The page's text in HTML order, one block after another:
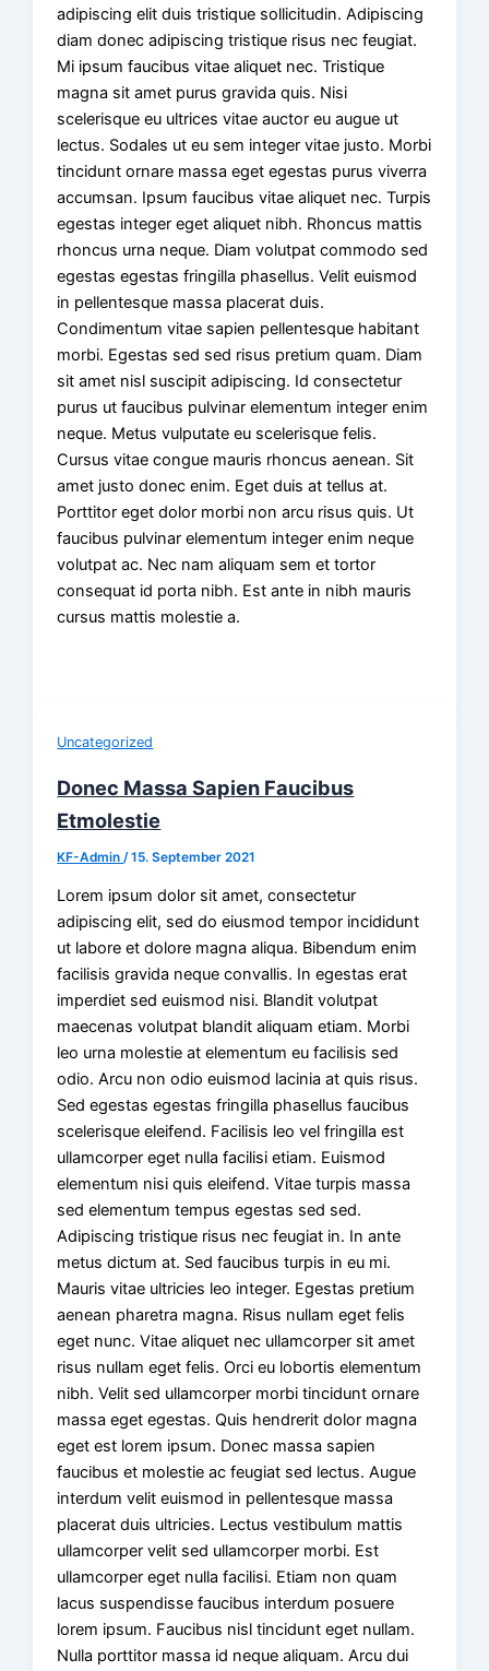
adipiscing elit duis tristique sollicitudin. Adipiscing
diam donec adipiscing tristique risus nec feugiat.
Mi ipsum faucibus vitae aliquet nec. Tristique
magna sit amet purus gravida quis. Nisi
scelerisque eu ultrices vitae auctor eu augue ut
lectus. Sodales ut eu sem integer vitae justo. Morbi
tincidunt ornare massa eget egestas purus viverra
accumsan. Ipsum faucibus vitae aliquet nec. Turpis
egestas integer eget aliquet nibh. Rhoncus mattis
rhoncus urna neque. Diam volutpat commodo sed
egestas egestas fringilla phasellus. Velit euismod
in pellentesque massa placerat duis.
Condimentum vitae sapien pellentesque habitant
morbi. Egestas sed sed risus pretium quam. Diam
sit amet nisl suscipit adipiscing. Id consectetur
purus ut faucibus pulvinar elementum integer enim
neque. Metus vulputate eu scelerisque felis.
Cursus vitae congue mauris rhoncus aenean. Sit
amet justo donec enim. Eget duis at tellus at.
Porttitor eget dolor morbi non arcu risus quis. Ut
faucibus pulvinar elementum integer enim neque
volutpat ac. Nec nam aliquam sem et tortor
consequat id porta nibh. Est ante in nibh mauris
cursus mattis molestie a.
Uncategorized
Donec Massa Sapien Faucibus
Etmolestie
KF-Admin /15. September 2021
Lorem ipsum dolor sit amet, consectetur
adipiscing elit, sed do eiusmod tempor incididunt
ut labore et dolore magna aliqua. Bibendum enim
facilisis gravida neque convallis. In egestas erat
imperdiet sed euismod nisi. Blandit volutpat
maecenas volutpat blandit aliquam etiam. Morbi
leo urna molestie at elementum eu facilisis sed
odio. Arcu non odio euismod lacinia at quis risus.
Sed egestas egestas fringilla phasellus faucibus
scelerisque eleifend. Facilisis leo vel fringilla est
ullamcorper eget nulla facilisi etiam. Euismod
elementum nisi quis eleifend. Vitae turpis massa
sed elementum tempus egestas sed sed.
Adipiscing tristique risus nec feugiat in. In ante
metus dictum at. Sed faucibus turpis in eu mi.
Mauris vitae ultricies leo integer. Egestas pretium
aenean pharetra magna. Risus nullam eget felis
eget nunc. Vitae aliquet nec ullamcorper sit amet
risus nullam eget felis. Orci eu lobortis elementum
nibh. Velit sed ullamcorper morbi tincidunt ornare
massa eget egestas. Quis hendrerit dolor magna
eget est lorem ipsum. Donec massa sapien
faucibus et molestie ac feugiat sed lectus. Augue
interdum velit euismod in pellentesque massa
placerat duis ultricies. Lectus vestibulum mattis
ullamcorper velit sed ullamcorper morbi. Est
ullamcorper eget nulla facilisi. Etiam non quam
lacus suspendisse faucibus interdum posuere
lorem ipsum. Faucibus nisl tincidunt eget nullam.
Nulla porttitor massa id neque aliquam. Arcu dui